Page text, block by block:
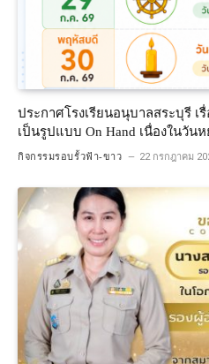
ประกาศโรงเรียนอนุบาลสระบุรี เ
เป็นรูปแบบ On Hand เนื่องในวัน
กิจกรรมรอบรั้วฟ้า-ขาว 22 กรกฎาคม